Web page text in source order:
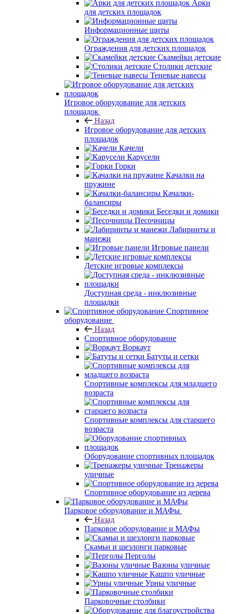
Арки
для детских площадок
Информационные щиты
Ограждения для детских площадок
Скамейки детские
Столики детские
Теневые навесы
Игровое оборудование для детских
площадок
Назад
Игровое оборудование для детских
площадок
Качели
Карусели
Горки
Качалки на
пружине
Качалки-
балансиры
Беседки и домики
Песочницы
Лабиринты и
манежи
Игровые панели
Детские игровые комплексы
Доступная среда - инклюзивные
площадки
Спортивное
оборудование
Назад
Спортивное оборудование
Воркаут
Батуты и сетки
Спортивные комплексы для младшего
возраста
Спортивные комплексы для старшего
возраста
Оборудование спортивных площадок
Тренажеры
уличные
Спортивное оборудование из дерева
Парковое оборудование и МАФы
Назад
Парковое оборудование и МАФы
Скамьи и шезлонги парковые
Перголы
Вазоны уличные
Кашпо уличные
Урны уличные
Парковочные столбики